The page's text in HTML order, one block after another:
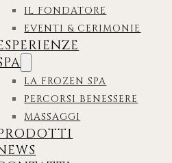
IL FONDATORE
EVENTI & CERIMONIE
LA FROZEN SPA
PERCORSI BENESSERE
MASSAGGI